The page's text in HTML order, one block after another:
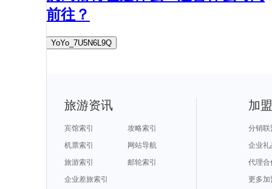
前往？
YoYo_7U5N6L9Q
旅游资讯
宾馆索引
攻略索引
机票索引
网站导航
旅游索引
邮轮索引
企业差旅索引
加
分销联
企业礼
代理合
更多加